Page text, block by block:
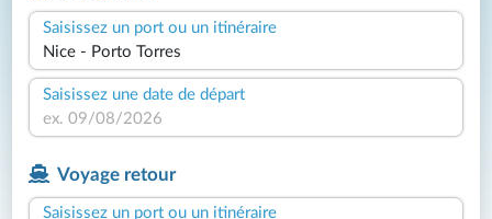
Saisissez un port ou un itinéraire
Saisissez une date de départ
Voyage retour
Saisissez un port ou un itinéraire